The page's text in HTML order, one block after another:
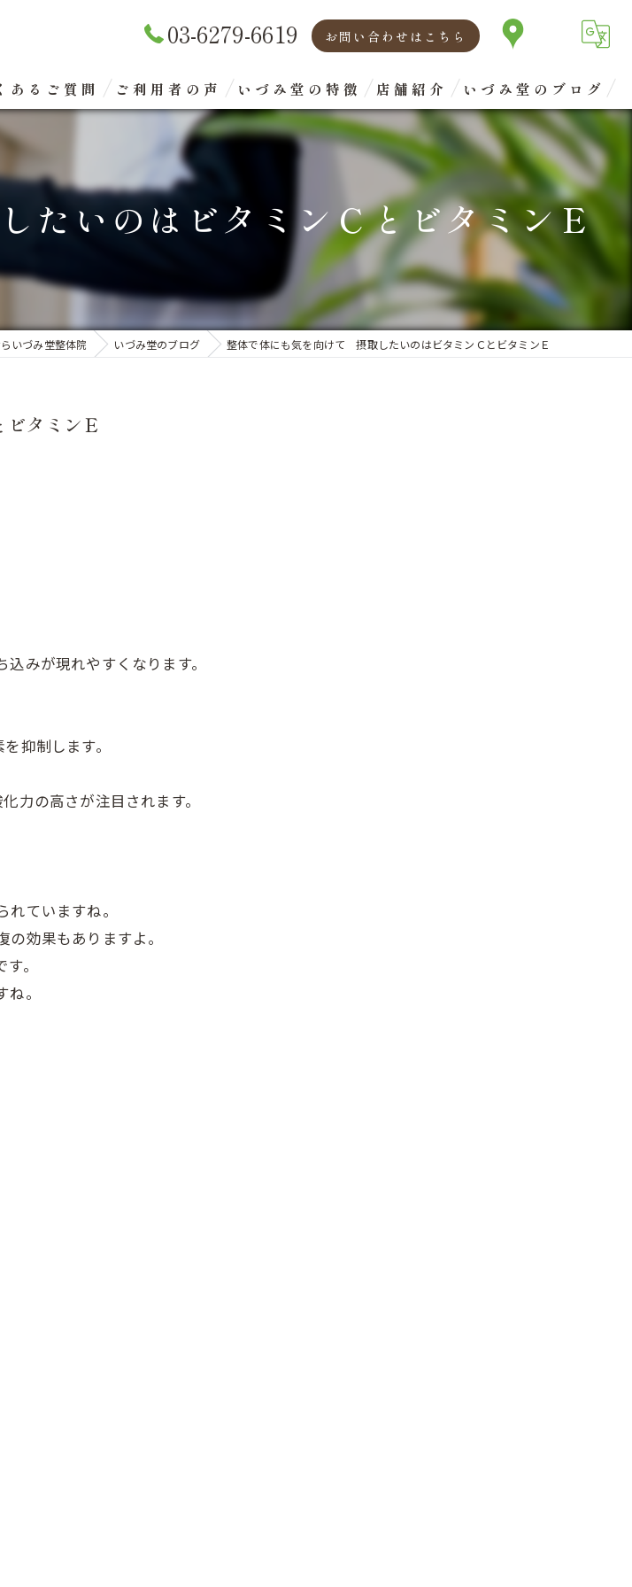
03-6279-6619 お問い合わせはこちら
あるご質問 ご利用者の声 いづみ堂の特徴
肩こり
眼精疲労
店舗紹介
代表あいさつ
いづみ堂のブログ
たいのはビタミンＣとビタミンＥ
いづみ堂整体院 いづみ堂のブログ 整体で体にも気を向けて 摂取したいのはビタミンＣとビタミンＥ
タミンＥ
みが現れやすくなります。
抑制します。
力の高さが注目されます。
ていますね。
効果もありますよ。
。
。